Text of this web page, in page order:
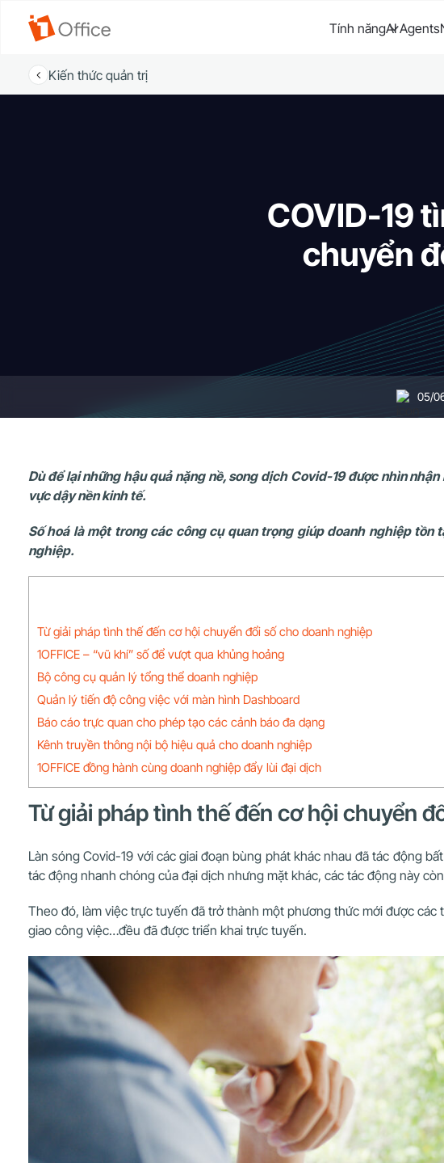
Tính năngAI Agents
Kiến thức quản trị
COVID-19
chuyển
05/
Dù để lại những hậu quả nặng nề, song dịch Covid-19 được nhìn
vực dậy nền kinh tế.
Số hoá là một trong các công cụ quan trọng giúp doanh nghiệp
nghiệp.
Từ giải pháp tình thế đến cơ hội chuyển đổi số cho doanh nghiệp
1OFFICE – “vũ khí” số để vượt qua khủng hoảng
Bộ công cụ quản lý tổng thể doanh nghiệp
Quản lý tiến độ công việc với màn hình Dashboard
Báo cáo trực quan cho phép tạo các cảnh báo đa dạng
Kênh truyền thông nội bộ hiệu quả cho doanh nghiệp
1OFFICE đồng hành cùng doanh nghiệp đẩy lùi đại dịch
Từ giải pháp tình thế đến cơ hội chuyển
Làn sóng Covid-19 với các giai đoạn bùng phát khác nhau đã tác động
tác động nhanh chóng của đại dịch nhưng mặt khác, các tác động này
Theo đó, làm việc trực tuyến đã trở thành một phương thức mới được
giao công việc…đều đã được triển khai trực tuyến.